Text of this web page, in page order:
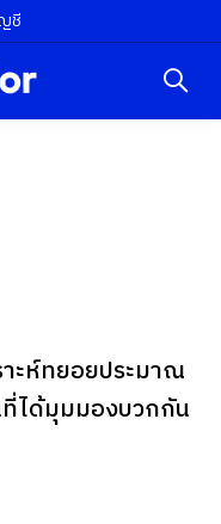
ชี
ะห์ทยอยประมาณ
ได้มุมมองบวกกัน